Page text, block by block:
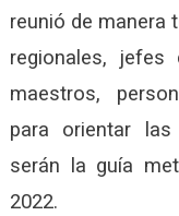
reunió de manera
regionales, jefes
maestros,
para orientar
serán la guía
2022.